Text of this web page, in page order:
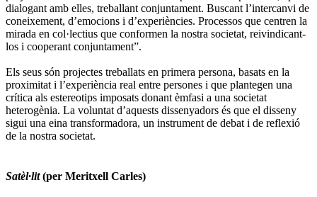
dialogant amb elles, treballant conjuntament. Buscant l’intercanvi de
coneixement, d’emocions i d’experiències. Processos que centren la
mirada en col·lectius que conformen la nostra societat, reivindicant-
los i cooperant conjuntament”.
Els seus són projectes treballats en primera persona, basats en la
proximitat i l’experiència real entre persones i que plantegen una
crítica als estereotips imposats donant èmfasi a una societat
heterogènia. La voluntat d’aquests dissenyadors és que el disseny
sigui una eina transformadora, un instrument de debat i de reflexió
de la nostra societat.
Satèl·lit(per Meritxell Carles)